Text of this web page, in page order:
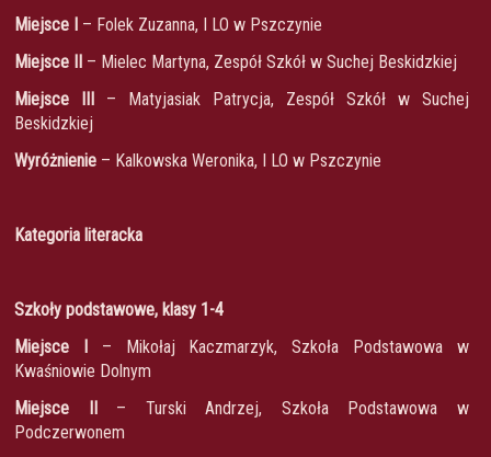
Miejsce I – Folek Zuzanna, I LO w Pszczynie
Miejsce II – Mielec Martyna, Zespół Szkół w Suchej Beskidzkiej
Miejsce III – Matyjasiak Patrycja, Zespół Szkół w Suchej
Beskidzkiej
Wyróżnienie – Kalkowska Weronika, I LO w Pszczynie
Kategoria literacka
Szkoły podstawowe, klasy 1-4
Miejsce I– Mikołaj Kaczmarzyk, Szkoła Podstawowa w
Kwaśniowie Dolnym
Miejsce II– Turski Andrzej, Szkoła Podstawowa w
Podczerwonem